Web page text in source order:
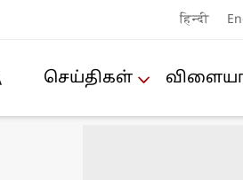
हिन्दी
செய்திகள்